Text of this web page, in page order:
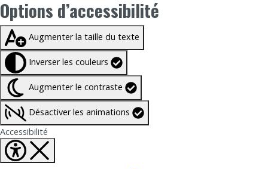
Options d’accessibilité
Taille du texte à100%
Augmenter la taille du texte
Inverser les couleurs
Augmenter le contraste
Désactiver les animations
Accessibilité